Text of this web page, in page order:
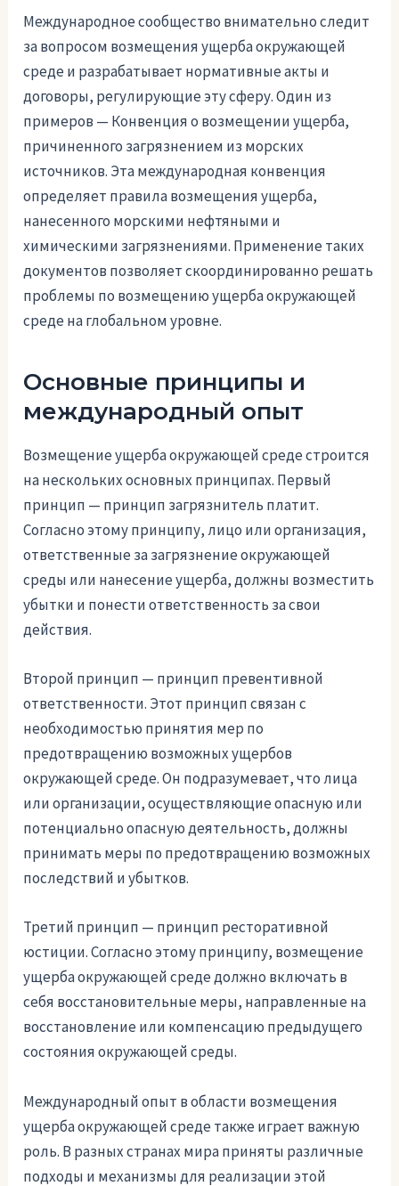
Международное сообщество внимательно следит
за вопросом возмещения ущерба окружающей
среде и разрабатывает нормативные акты и
договоры, регулирующие эту сферу. Один из
примеров — Конвенция о возмещении ущерба,
причиненного загрязнением из морских
источников. Эта международная конвенция
определяет правила возмещения ущерба,
нанесенного морскими нефтяными и
химическими загрязнениями. Применение таких
документов позволяет скоординированно решать
проблемы по возмещению ущерба окружающей
среде на глобальном уровне.
Основные принципы и
международный опыт
Возмещение ущерба окружающей среде строится
на нескольких основных принципах. Первый
принцип — принцип загрязнитель платит.
Согласно этому принципу, лицо или организация,
ответственные за загрязнение окружающей
среды или нанесение ущерба, должны возместить
убытки и понести ответственность за свои
действия.
Второй принцип — принцип превентивной
ответственности. Этот принцип связан с
необходимостью принятия мер по
предотвращению возможных ущербов
окружающей среде. Он подразумевает, что лица
или организации, осуществляющие опасную или
потенциально опасную деятельность, должны
принимать меры по предотвращению возможных
последствий и убытков.
Третий принцип — принцип ресторативной
юстиции. Согласно этому принципу, возмещение
ущерба окружающей среде должно включать в
себя восстановительные меры, направленные на
восстановление или компенсацию предыдущего
состояния окружающей среды.
Международный опыт в области возмещения
ущерба окружающей среде также играет важную
роль. В разных странах мира приняты различные
подходы и механизмы для реализации этой